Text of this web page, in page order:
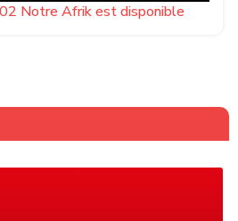
Notre Afrik est disponible